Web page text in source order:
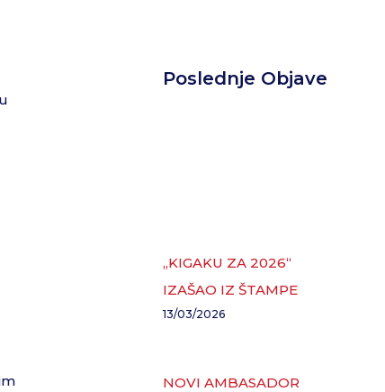
Poslednje Objave
„KIGAKU ZA 2026“
IZAŠAO IZ ŠTAMPE
13/03/2026
NOVI AMBASADOR